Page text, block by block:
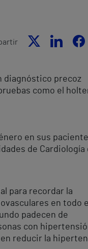
diagnóstico precoz
como el
en sus
de Cardiología
para recordar la
en todo el
padecen de
con
reducir la